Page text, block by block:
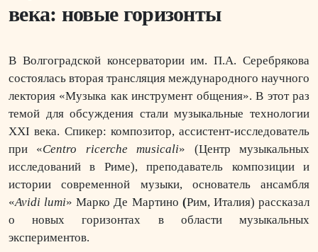
века: новые горизонты
В Волгоградской консерватории им. П.А. Серебрякова
состоялась вторая трансляция международного научного
лектория «Музыка как инструмент общения». В этот раз
темой для обсуждения стали музыкальные технологии
XXI века. Спикер: композитор, ассистент-исследователь
при «Centro ricerche musicali» (Центр музыкальных
исследований в Риме), преподаватель композиции и
истории современной музыки, основатель ансамбля
«Avidi lumi» Марко Де Мартино (Рим, Италия) рассказал
о новых горизонтах в области музыкальных
экспериментов.